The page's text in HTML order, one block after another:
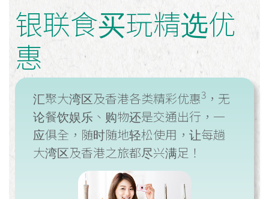
银联食买玩精选优
惠
汇聚大湾区及香港各类精彩优惠3 ，无
论餐饮娱乐、购物还是交通出行，一
应俱全，随时随地轻松使用，让每趟
大湾区及香港之旅都尽兴满足！